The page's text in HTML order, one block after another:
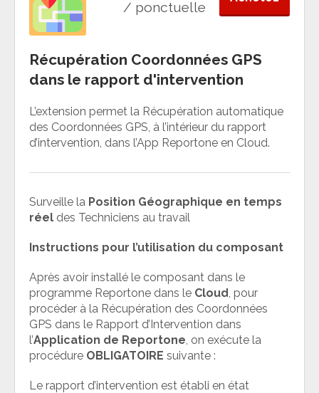
/ ponctuelle
Récupération Coordonnées GPS
dans le rapport d'intervention
L’extension permet la Récupération automatique
des Coordonnées GPS, à l’intérieur du rapport
d’intervention, dans l’App Reportone en Cloud.
Surveille la Position Géographique en temps
réel des Techniciens au travail
Instructions pour l’utilisation du composant
Après avoir installé le composant dans le
programme Reportone dans le Cloud , pour
procéder à la Récupération des Coordonnées
GPS dans le Rapport d’Intervention dans
l’Application de Reportone , on exécute la
procédure OBLIGATOIRE suivante :
Le rapport d’intervention est établi en état